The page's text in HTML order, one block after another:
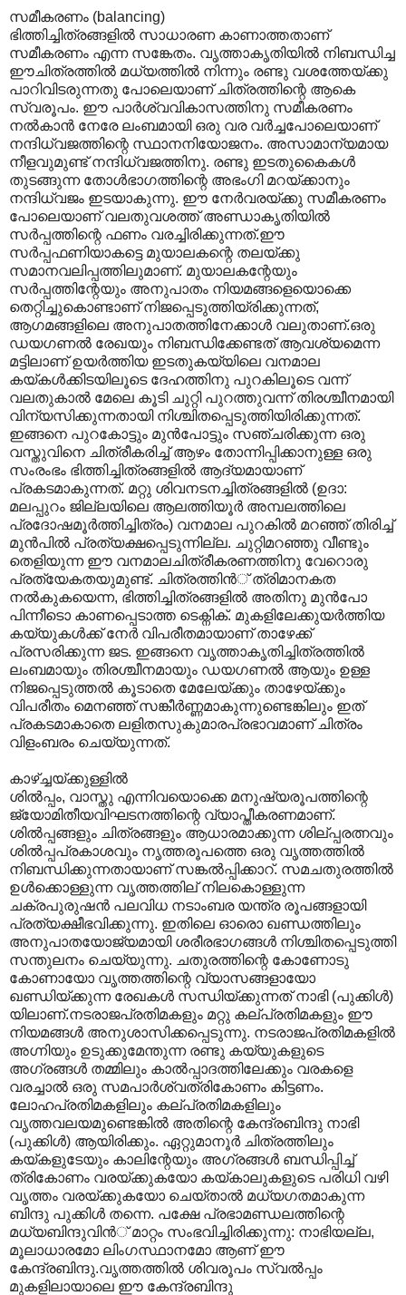
സമീകരണം (balancing)
ഭിത്തിച്ചിത്രങ്ങളില്‍ സാധാരണ കാണാത്തതാണ്
സമീകരണം എന്ന സങ്കേതം. വൃത്താകൃതിയില്‍ നിബന്ധിച്ച
ഈചിത്രത്തില്‍ മധ്യത്തില്‍ നിന്നും രണ്ടു വശത്തേയ്ക്കു
പാറിവിടരുന്നതു പോലെയാണ് ചിത്രത്തിന്റെ ആകെ
സ്വരൂപം. ഈ പാര്‍ശ്വവികാസത്തിനു സമീകരണം
നല്‍കാന്‍‍ നേരേ ലംബമായി ഒരു വര വര്‍ച്ചപോലെയാണ്
നന്ദിധ്വജത്തിന്റെ സ്ഥാനനിയോജനം. അസാമാന്യമായ
നീളവുമുണ്ട് നന്ദിധ്വജത്തിനു. രണ്ടു ഇടതുകൈകള്‍
തുടങ്ങുന്ന തോള്‍‍ഭാഗത്തിന്റെ അഭംഗി മറയ്ക്കാനും
നന്ദിധ്വജം ഇടയാകുന്നു. ഈ നേര്‍വരയ്ക്കു സമീകരണം
പോലെയാണ് വലതുവശത്ത് അണ്ഡാകൃതിയില്‍‍
സര്‍പ്പത്തിന്റെ ഫണം വരച്ചിരിക്കുന്നത്.ഈ
സര്‍പ്പഫണിയാകട്ടെ മുയാലകന്റെ തലയ്ക്കു
സമാനവലിപ്പത്തിലുമാണ്. മുയാലകന്റേയും
സര്‍പ്പത്തിന്റേയും അനുപാതം നിയമങ്ങളെയൊക്കെ
തെറ്റിച്ചുകൊണ്ടാണ് നിജപ്പെടുത്തിയ്രിക്കുന്നത്,
ആഗമങ്ങളിലെ അനുപാതത്തിനേക്കാള്‍‍ വലുതാണ്.ഒരു
ഡയഗണല്‍ രേഖയും നിബന്ധിക്കേണ്ടത് ആവശ്യമെന്ന
മട്ടിലാണ് ഉയര്‍ത്തിയ ഇടതുകയ്യിലെ വനമാല
കയ്കള്‍ക്കിടയിലൂടെ ദേഹത്തിനു പുറകിലൂടെ വന്ന്
വലതുകാല്‍ മേലെ കൂടി ചുറ്റി പുറത്തുവന്ന് തിരശ്ചീനമായി
വിന്യസിക്കുന്നതായി നിശ്ചിതപ്പെടുത്തിയിരിക്കുന്നത്.
ഇങ്ങനെ പുറകോട്ടും മുന്‍പോട്ടും സഞ്ചരിക്കുന്ന ഒരു
വസ്തുവിനെ ചിത്രീകരിച്ച് ആഴം തോന്നിപ്പിക്കാനുള്ള ഒരു
സംരംഭം ഭിത്തിച്ചിത്രങ്ങളില്‍ ആദ്യമായാണ്
പ്രകടമാകുന്നത്. മറ്റു ശിവനടനച്ചിത്രങ്ങളില്‍ (ഉദാ:
മലപ്പുറം ജില്ലയിലെ ആലത്തിയൂര്‍ അമ്പലത്തിലെ
പ്രദോഷമൂര്‍ത്തിച്ചിത്രം) വനമാല പുറകില്‍ മറഞ്ഞ് തിരിച്ച്
മുന്‍പില്‍ പ്രത്യക്ഷപ്പെടുന്നില്ല. ചുറ്റിമറഞ്ഞു വീണ്ടും
തെളിയുന്ന ഈ വനമാലചിത്രീകരണത്തിനു വേറൊരു
പ്രത്യേകതയുമുണ്ട്. ചിത്രത്തിന്‍് ത്രിമാനകത
നല്‍കുകയെന്ന, ഭിത്തിച്ചിത്രങ്ങളില്‍ അതിനു മുന്‍പോ
പിന്നീടൊ കാണപ്പെടാത്ത ടെക്നിക്. മുകളിലേക്കുയര്‍ത്തിയ
കയ്യുകള്‍ക്ക് നേര്‍ വിപരീതമായാണ് താഴേക്ക്
പ്രസരിക്കുന്ന ജട. ഇങ്ങനെ വൃത്താകൃതിച്ചിത്രത്തില്‍
ലംബമായും തിരശ്ചീനമായും ഡയഗണല്‍ ആയും ഉള്ള
നിജപ്പെടുത്തല്‍ കൂടാതെ മേലേയ്ക്കും താഴേയ്ക്കും
വിപരീതം മെനഞ്ഞ് സങ്കീര്‍ണ്ണമാകുന്നുണ്ടെങ്കിലും ഇത്
പ്രകടമാകാതെ ലളിതസുകുമാരപ്രഭാവമാണ് ചിത്രം
വിളംബരം ചെയ്യുന്നത്.
കാഴ്ച്ചയ്ക്കുള്ളില്‍
ശില്‍പ്പം, വാസ്തു എന്നിവയൊക്കെ മനുഷ്യരൂപത്തിന്റെ
ജ്യോമിതീയവിഘടനത്തിന്റെ വ്യാപ്തീകരണമാണ്.
ശില്‍പ്പങ്ങളും ചിത്രങ്ങളും ആധാരമാക്കുന്ന ശില്പ്പരത്നവും
ശില്‍പ്പപ്രകാശവും നൃത്തരൂപത്തെ ഒരു വൃത്തത്തില്‍
നിബന്ധിക്കുന്നതായാണ് സങ്കല്‍പ്പിക്കാറ്. സമചതുരത്തില്‍‍
ഉള്‍ക്കൊള്ളുന്ന വൃത്തത്തില് ‍നിലകൊള്ളുന്ന
ചക്രപുരുഷന്‍ പലവിധ നടാംബര യന്ത്ര രൂപങ്ങളായി
പ്രത്യക്ഷീഭവിക്കുന്നു. ഇതിലെ ഓരൊ ഖണ്ഡത്തിലും
അനുപാതയോജ്യമായി ശരീരഭാഗങ്ങള്‍ നിശ്ചിതപ്പെടുത്തി
സന്തുലനം ചെയ്യുന്നു. ചതുരത്തിന്റെ കോണോടു
കോണായോ വൃത്തത്തിന്റെ വ്യാസങ്ങളായോ
ഖണ്ഡിയ്ക്കുന്ന രേഖകള്‍ സന്ധിയ്ക്കുന്നത് നാഭി (പുക്കിള്‍)
യിലാണ്.നടരാജപ്രതിമകളും മറ്റു കല്പ്രതിമകളും ഈ
നിയമങ്ങള്‍ അനുശാസിക്കപ്പെടുന്നു. നടരാജപ്രതിമകളില്‍
അഗ്നിയും ഉടുക്കുമേന്തുന്ന രണ്ടു കയ്യുകളുടെ
അഗ്രങ്ങള്‍ തമ്മിലും കാല്‍പ്പാദത്തിലേക്കും വരകളെ
വരച്ചാല്‍ ഒരു സമപാര്‍ശ്വത്രികോണം കിട്ടണം.
ലോഹപ്രതിമകളിലും കല്പ്രതിമകളിലും
വൃത്തവലയമുണ്ടെങ്കില്‍ അതിന്റെ കേന്ദ്രബിന്ദു നാഭി
(പുക്കിള്‍) ആയിരിക്കും. ഏറ്റുമാനൂര്‍ ചിത്രത്തിലും
കയ്കളുടേയും കാലിന്റേയും അഗ്രങ്ങള്‍ ബന്ധിപ്പിച്ച്
ത്രികോണം വരയ്ക്കുകയോ കയ്കാലുകളുടെ പരിധി വഴി
വൃത്തം വരയ്ക്കുകയോ ചെയ്താല്‍ മധ്യഗതമാകുന്ന
ബിന്ദു പുക്കിള്‍ തന്നെ. പക്ഷേ പ്രഭാമണ്ഡലത്തിന്റെ
മധ്യബിന്ദുവിന്‍് മാറ്റം സംഭവിച്ചിരിക്കുന്നു: നാഭിയല്ല,
മൂലാധാരമോ ലിംഗസ്ഥാനമോ ആ‍ണ് ഈ
കേന്ദ്രബിന്ദു.വൃത്തത്തില്‍ ശിവരൂപം സ്വല്‍പ്പം
മുകളിലായാലെ ഈ കേന്ദ്രബിന്ദു